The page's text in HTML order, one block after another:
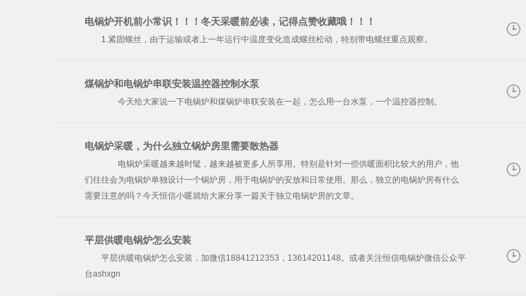
电锅炉开机前小常识！！！冬天采暖前必读，记得点赞收藏哦！！！
1.紧固螺丝，由于运输或者上一年运行中温度变化造成螺丝松动，特别带电螺丝重点观察。
煤锅炉和电锅炉串联安装温控器控制水泵
今天给大家说一下电锅炉和煤锅炉串联安装在一起，怎么用一台水泵，一个温控器控制。
电锅炉采暖，为什么独立锅炉房里需要散热器
电锅炉采暖越来越时髦，越来越被更多人所享用。特别是针对一些供暖面积比较大的用户，他
们往往会为电锅炉单独设计一个锅炉房，用于电锅炉的安放和日常使用。那么，独立的电锅炉房有什么
需要注意的吗？今天恒信小暖就给大家分享一篇关于独立电锅炉房的文章。
平层供暖电锅炉怎么安装
平层供暖电锅炉怎么安装，加微信18841212353，13614201148。或者关注恒信电锅炉微信公众平
台ashxgn